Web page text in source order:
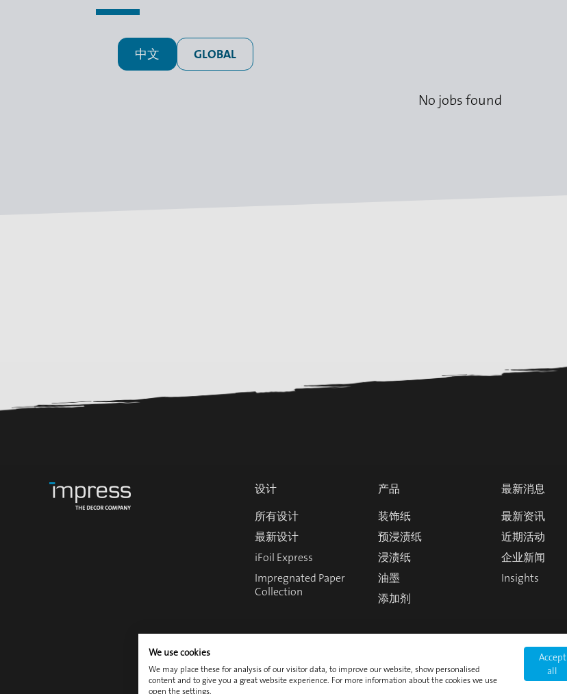
中文 GLOBAL
No jobs found
设计
所有设计
最新设计
iFoil Express
Impregnated Paper
Collection
产品
装饰纸
预浸渍纸
浸渍纸
油墨
添加剂
最新消息
最新资讯
近期活动
企业新闻
Insights
Cookies 政策 联系方式 登录 版本说明
We use cookies
We may place these for analysis of our visitor data, to improve our website, show personalised
content and to give you a great website experience. For more information about the cookies we use
open the settings.
Accept
all